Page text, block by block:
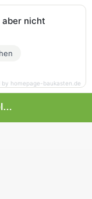
Yetenekli Türk Futbolcular
aber nicht
by homepage-baukasten.de